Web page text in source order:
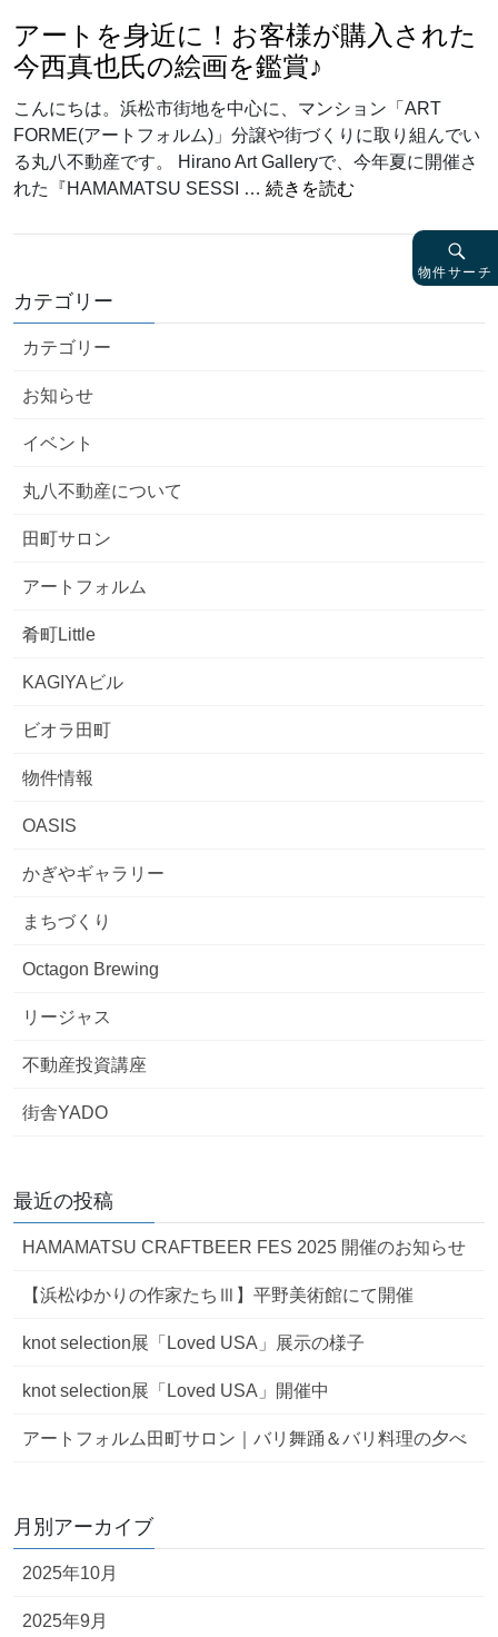
アートを身近に！お客様が購入された
今西真也氏の絵画を鑑賞♪
こんにちは。浜松市街地を中心に、マンション「ART
FORME(アートフォルム)」分譲や街づくりに取り組んでい
る丸八不動産です。 Hirano Art Galleryで、今年夏に開催さ
れた『HAMAMATSU SESSI … 続きを読む
カテゴリー
カテゴリー
お知らせ
イベント
丸八不動産について
田町サロン
アートフォルム
肴町Little
KAGIYAビル
ビオラ田町
物件情報
OASIS
かぎやギャラリー
まちづくり
Octagon Brewing
リージャス
不動産投資講座
街舎YADO
最近の投稿
HAMAMATSU CRAFTBEER FES 2025 開催のお知らせ
【浜松ゆかりの作家たちⅢ】平野美術館にて開催
knot selection展「Loved USA」展示の様子
knot selection展「Loved USA」開催中
アートフォルム田町サロン｜バリ舞踊＆バリ料理の夕べ
月別アーカイブ
2025年10月
2025年9月
物件サーチ